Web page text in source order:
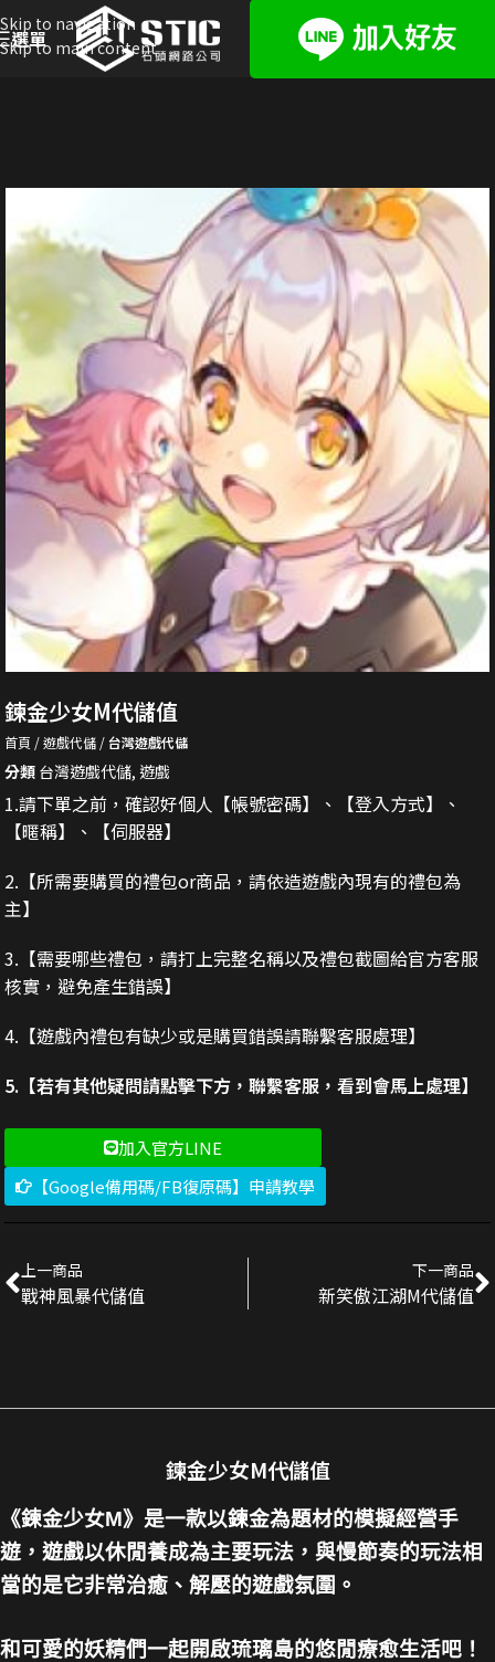
Skip to navigation
Skip to main content
選單
鍊金少女M代儲值
首頁 遊戲代儲 台灣遊戲代儲
分類 台灣遊戲代儲, 遊戲
1.請下單之前，確認好個人【帳號密碼】、【登入方式】、
【暱稱】、【伺服器】
2. 【所需要購買的禮包or商品，請依造遊戲內現有的禮包為
主】
3. 【需要哪些禮包，請打上完整名稱以及禮包截圖給官方客服
核實，避免產生錯誤】
4.【遊戲內禮包有缺少或是購買錯誤請聯繫客服處理】
5.【若有其他疑問請點擊下方，聯繫客服，看到會馬上處理】
加入官方LINE
【Google備用碼/FB復原碼】申請教學
上一商品
戰神風暴代儲值
下一商品
新笑傲江湖M代儲值
鍊金少女M代儲值
《鍊金少女M》是一款以鍊金為題材的模擬經營手
遊，遊戲以休閒養成為主要玩法，與慢節奏的玩法相
當的是它非常治癒、解壓的遊戲氛圍。
和可愛的妖精們一起開啟琉璃島的悠閒療愈生活吧！